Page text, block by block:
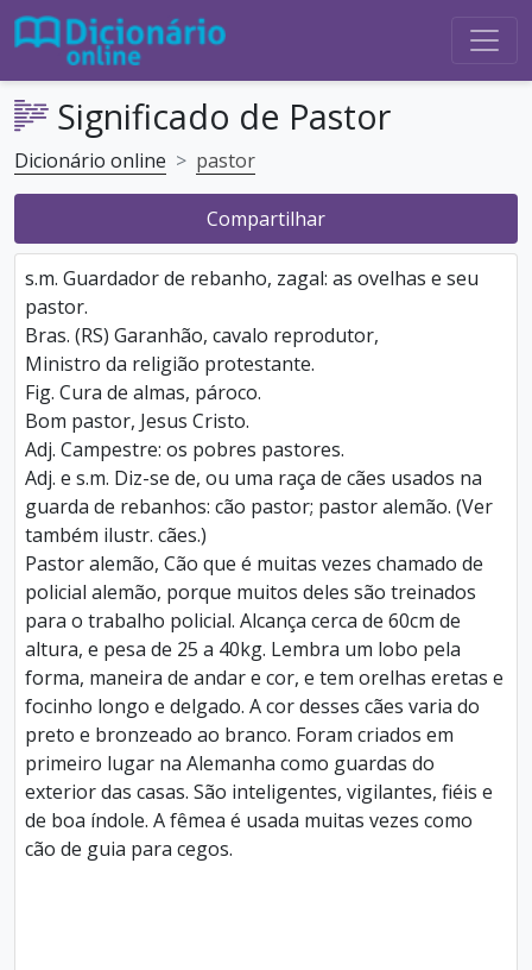
Significado de Pastor
Dicionário online pastor
Compartilhar
s.m. Guardador de rebanho, zagal: as ovelhas e seu
pastor.
Bras. (RS) Garanhão, cavalo reprodutor,
Ministro da religião protestante.
Fig. Cura de almas, pároco.
Bom pastor, Jesus Cristo.
Adj. Campestre: os pobres pastores.
Adj. e s.m. Diz-se de, ou uma raça de cães usados na
guarda de rebanhos: cão pastor; pastor alemão. (Ver
também ilustr. cães.)
Pastor alemão, Cão que é muitas vezes chamado de
policial alemão, porque muitos deles são treinados
para o trabalho policial. Alcança cerca de 60cm de
altura, e pesa de 25 a 40kg. Lembra um lobo pela
forma, maneira de andar e cor, e tem orelhas eretas e
focinho longo e delgado. A cor desses cães varia do
preto e bronzeado ao branco. Foram criados em
primeiro lugar na Alemanha como guardas do
exterior das casas. São inteligentes, vigilantes, fiéis e
de boa índole. A fêmea é usada muitas vezes como
cão de guia para cegos.